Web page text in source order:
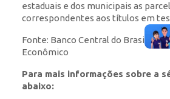
estaduais e dos municipais as
correspondentes aos títulos em
Fonte: Banco Central do Brasil –
Econômico
Para mais informações sobre a
abaixo: